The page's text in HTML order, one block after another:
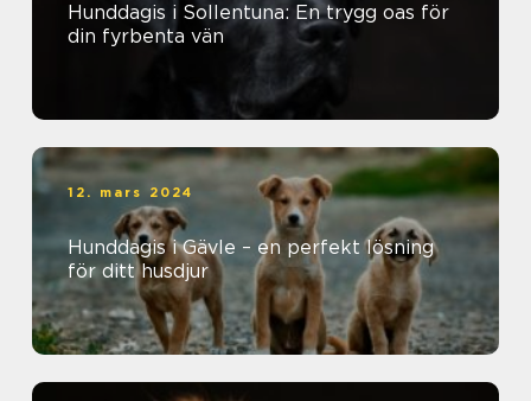
Hunddagis i Sollentuna: En trygg oas för
din fyrbenta vän
12. mars 2024
Hunddagis i Gävle – en perfekt lösning
för ditt husdjur